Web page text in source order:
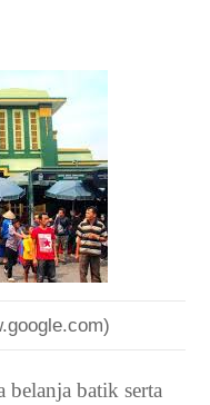
belanja batik serta